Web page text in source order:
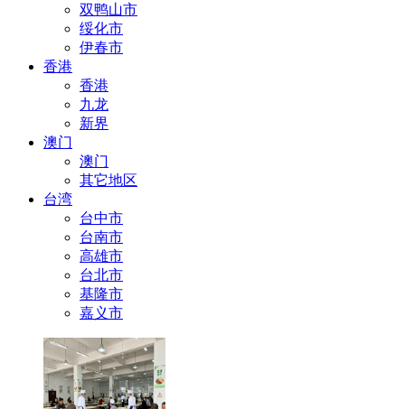
双鸭山市
绥化市
伊春市
香港
香港
九龙
新界
澳门
澳门
其它地区
台湾
台中市
台南市
高雄市
台北市
基隆市
嘉义市